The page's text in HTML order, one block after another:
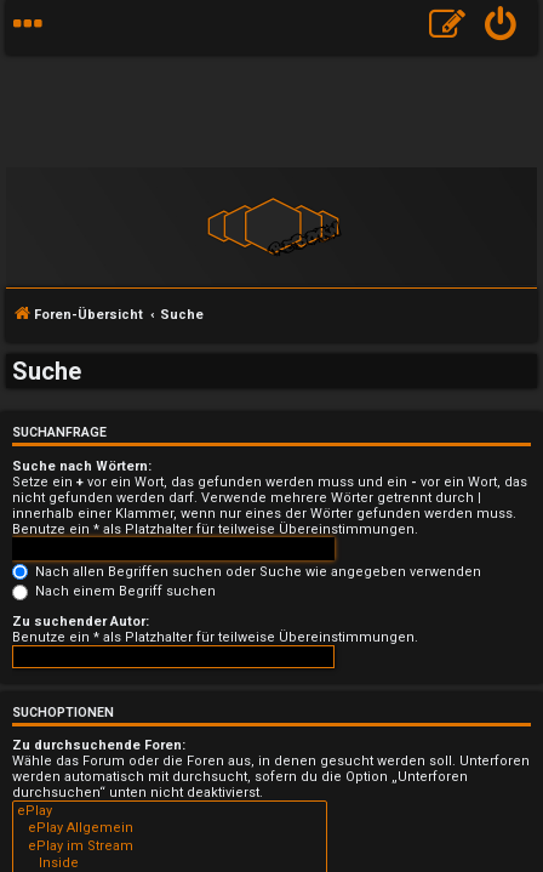
U
n
b
e
a
n
t
w
o
Foren-Übersicht Suche
Suche
SUCHANFRAGE
Suche nach Wörtern:
Setze ein + vor ein Wort, das gefunden werden muss und ein - vor ein Wort, das
nicht gefunden werden darf. Verwende mehrere Wörter getrennt durch |
innerhalb einer Klammer, wenn nur eines der Wörter gefunden werden muss.
Benutze ein * als Platzhalter für teilweise Übereinstimmungen.
Nach allen Begriffen suchen oder Suche wie angegeben verwenden
Nach einem Begriff suchen
Zu suchender Autor:
Benutze ein * als Platzhalter für teilweise Übereinstimmungen.
SUCHOPTIONEN
Zu durchsuchende Foren:
Wähle das Forum oder die Foren aus, in denen gesucht werden soll. Unterforen
werden automatisch mit durchsucht, sofern du die Option „Unterforen
durchsuchen“ unten nicht deaktivierst.